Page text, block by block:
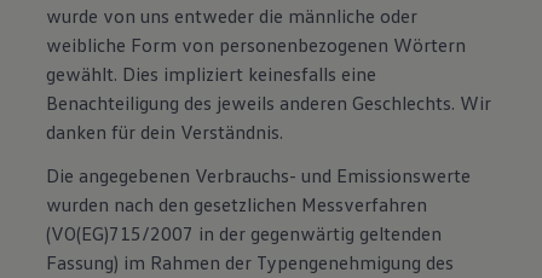
wurde von uns entweder die männliche oder
weibliche Form von personenbezogenen Wörtern
gewählt. Dies impliziert keinesfalls eine
Benachteiligung des jeweils anderen Geschlechts. Wir
danken für dein Verständnis.
Die angegebenen Verbrauchs- und Emissionswerte
wurden nach den gesetzlichen Messverfahren
(VO(EG)715/2007 in der gegenwärtig geltenden
Fassung) im Rahmen der Typengenehmigung des